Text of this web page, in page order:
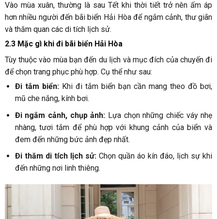
Vào mùa xuân, thường là sau Tết khi thời tiết trở nên ấm áp
hơn nhiều người đến bãi biển Hải Hòa để ngắm cảnh, thư giãn
và thăm quan các di tích lịch sử.
2.3 Mặc gì khi đi bãi biển Hải Hòa
Tùy thuộc vào mùa bạn đến du lịch và mục đích của chuyến đi
để chọn trang phục phù hợp. Cụ thể như sau:
Đi tắm biển:Khi đi tắm biển bạn cần mang theo đồ bơi,
mũ che nắng, kính bơi.
Đi ngắm cảnh, chụp ảnh: Lựa chọn những chiếc váy nhẹ
nhàng, tươi tắm để phù hợp với khung cảnh của biển và
đem đến những bức ảnh đẹp nhất.
Đi thăm di tích lịch sử:Chọn quần áo kín đáo, lịch sự khi
đến những nơi linh thiêng.